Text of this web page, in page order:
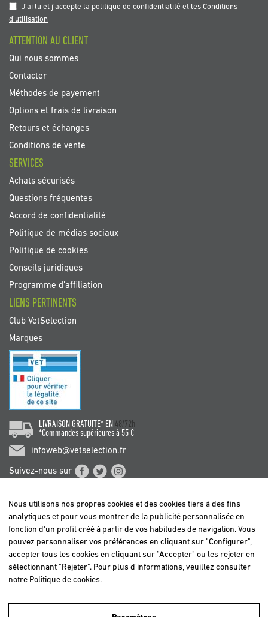
notre
newsletter
J'ai lu et j'accepte la politique de confidentialité et lesConditions
d'utilisation
ATTENTION AU CLIENT
Qui nous sommes
Contacter
Méthodes de payement
Options et frais de livraison
Retours et échanges
Conditions de vente
SERVICES
Achats sécurisés
Questions fréquentes
Accord de confidentialité
Politique de médias sociaux
Politique de cookies
Conseils juridiques
Programme d'affiliation
LIENS PERTINENTS
Club VetSelection
Marques
LIVRAISON GRATUITE* EN 48/72h
*Commandes supérieures à 55 €
infoweb@vetselection.fr
Suivez-nous sur
BELGIË / BELGIQUE
DEUTSCHLAND
ITALIA
Nous utilisons nos propres cookies et des cookies tiers à des fins
analytiques et pour vous montrer de la publicité personnalisée en
fonction d'un profil créé à partir de vos habitudes de navigation. Vous
pouvez personnaliser vos préférences en cliquant sur "Configurer",
accepter tous les cookies en cliquant sur "Accepter" ou les rejeter en
sélectionnant "Rejeter". Pour plus d'informations, veuillez consulter
notre Politique de cookies.